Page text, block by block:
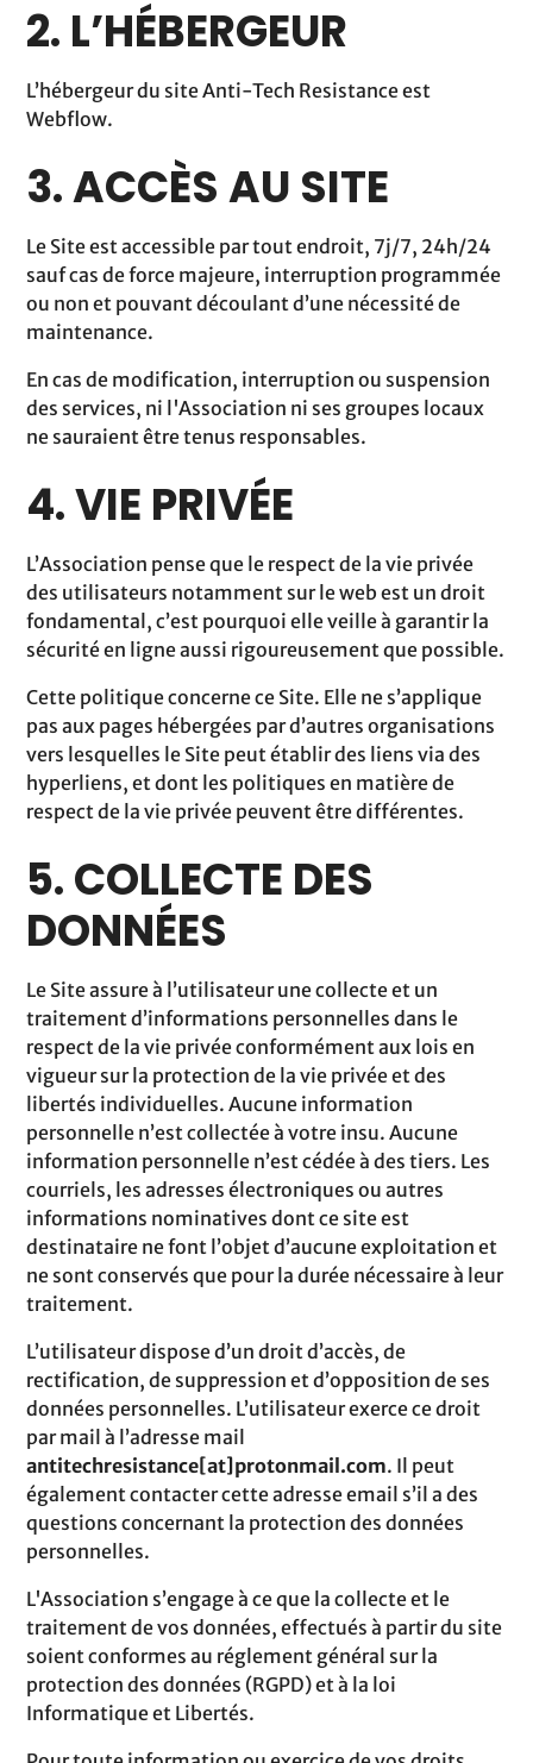
2. L’HÉBERGEUR
L’hébergeur du site Anti-Tech Resistance est
Webflow.
3. ACCÈS AU SITE
Le Site est accessible par tout endroit, 7j/7, 24h/24
sauf cas de force majeure, interruption programmée
ou non et pouvant découlant d’une nécessité de
maintenance.
En cas de modification, interruption ou suspension
des services, ni l'Association ni ses groupes locaux
ne sauraient être tenus responsables.
4. VIE PRIVÉE
L’Association pense que le respect de la vie privée
des utilisateurs notamment sur le web est un droit
fondamental, c’est pourquoi elle veille à garantir la
sécurité en ligne aussi rigoureusement que possible.
Cette politique concerne ce Site. Elle ne s’applique
pas aux pages hébergées par d’autres organisations
vers lesquelles le Site peut établir des liens via des
hyperliens, et dont les politiques en matière de
respect de la vie privée peuvent être différentes.
5. COLLECTE DES
DONNÉES
Le Site assure à l’utilisateur une collecte et un
traitement d’informations personnelles dans le
respect de la vie privée conformément aux lois en
vigueur sur la protection de la vie privée et des
libertés individuelles. Aucune information
personnelle n’est collectée à votre insu. Aucune
information personnelle n’est cédée à des tiers. Les
courriels, les adresses électroniques ou autres
informations nominatives dont ce site est
destinataire ne font l’objet d’aucune exploitation et
ne sont conservés que pour la durée nécessaire à leur
traitement.
L’utilisateur dispose d’un droit d’accès, de
rectification, de suppression et d’opposition de ses
données personnelles. L’utilisateur exerce ce droit
par mail à l’adresse mail
antitechresistance[at]protonmail.com. Il peut
également contacter cette adresse email s’il a des
questions concernant la protection des données
personnelles.
L'Association s’engage à ce que la collecte et le
traitement de vos données, effectués à partir du site
soient conformes au réglement général sur la
protection des données (RGPD) et à la loi
Informatique et Libertés.